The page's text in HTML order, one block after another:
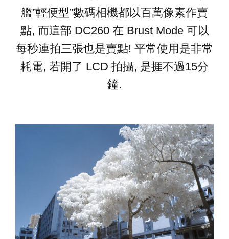
艦”輕便型”數碼相機都以百萬像素作賣
點, 而這部 DC260 在 Brust Mode 可以
每秒連拍三張也是賣點! 平常使用是非常
耗電, 若開了 LCD 拍攝, 是捱不過15分
鐘.